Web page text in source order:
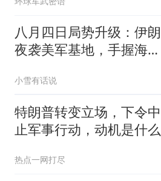
八月四日局势升级：伊朗
夜袭美军基地，手握海峡
小雪有话说
特朗普转变立场，下令中
止军事行动，动机是什么
热点一网打尽